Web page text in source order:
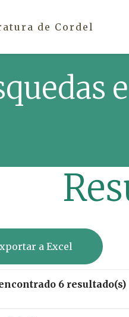
de Cordel
a Excel
6 resultado(s)